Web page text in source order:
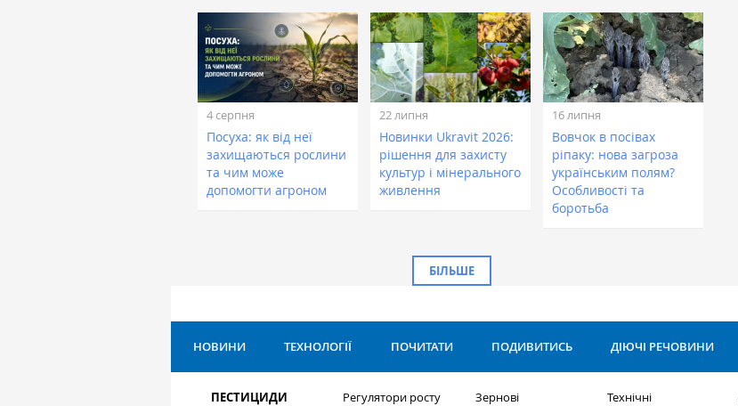
4 серпня
Посуха: як від неї
захищаються рослини
та чим може
допомогти агроном
22 липня
Новинки Ukravit 2026:
рішення для захисту
культур і мінерального
живлення
16 липня
Вовчок в посівах
ріпаку: нова загроза
українським полям?
Особливості та
боротьба
БІЛЬШЕ
НОВИНИ ТЕХНОЛОГІЇ ПОЧИТАТИ ПОДИВИТИСЬ ДІЮЧІ РЕЧОВИНИ
ПЕСТИЦИДИ Регулятори росту Зернові Технічні